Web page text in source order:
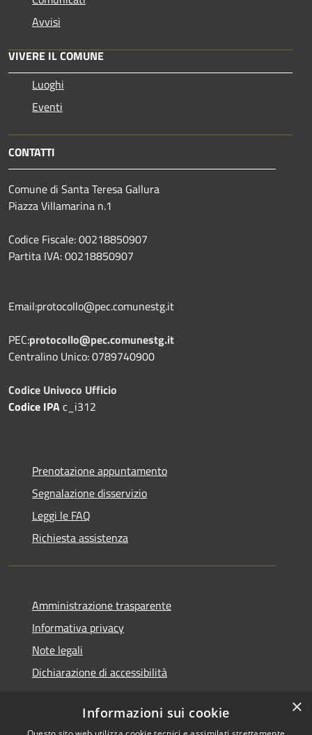
Avvisi
VIVERE IL COMUNE
Luoghi
Eventi
CONTATTI
Comune di Santa Teresa Gallura
Piazza Villamarina n.1
Codice Fiscale: 00218850907
Partita IVA: 00218850907
Email:protocollo@pec.comunestg.it
PEC:protocollo@pec.comunestg.it
Centralino Unico: 0789740900
Codice Univoco Ufficio
Codice IPAc_i312
Prenotazione appuntamento
Segnalazione disservizio
Leggi le FAQ
Richiesta assistenza
Amministrazione trasparente
Informativa privacy
Note legali
Dichiarazione di accessibilità
×
Informazioni sui cookie